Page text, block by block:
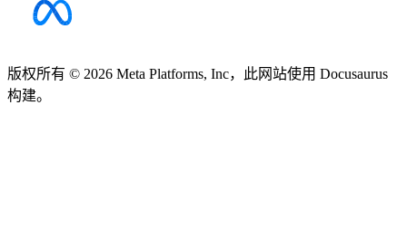
版权所有 © 2026 Meta Platforms, Inc，此网站使用 Docusaurus
构建。